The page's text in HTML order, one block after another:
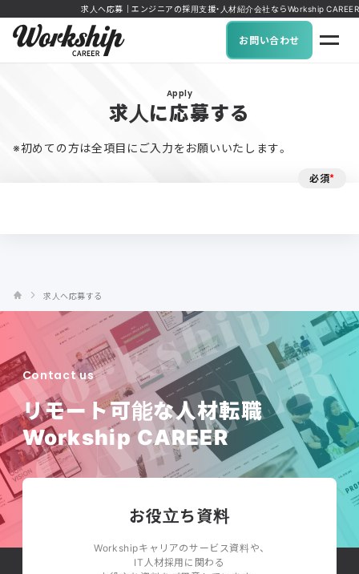
求人へ応募｜エンジニアの採用支援・人材紹介会社ならWorkship CAREER
お問い合わせ
Apply
求人に応募する
※初めての方は全項目にご入力をお願いいたします。
必須*
求人へ応募する
Contact us
リモート可能な人材転職
Workship CAREER
お役立ち資料
Workshipキャリアのサービス資料や、
IT人材採用に関わる